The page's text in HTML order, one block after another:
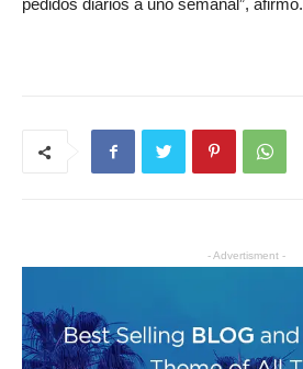
pedidos diarios a uno semanal”, afirmó.
- Advertisment -